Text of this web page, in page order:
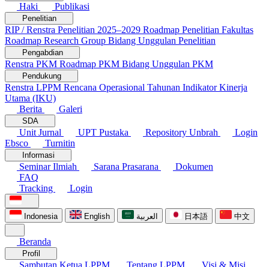
Haki Publikasi
Penelitian
RIP / Renstra Penelitian 2025–2029 Roadmap Penelitian Fakultas
Roadmap Research Group Bidang Unggulan Penelitian
Pengabdian
Renstra PKM Roadmap PKM Bidang Unggulan PKM
Pendukung
Renstra LPPM Rencana Operasional Tahunan Indikator Kinerja
Utama (IKU)
Berita
Galeri
SDA
Unit Jurnal UPT Pustaka Repository Unbrah
Login
Ebsco
Turnitin
Informasi
Seminar Ilmiah Sarana Prasarana
Dokumen
FAQ
Tracking
Login
Indonesia English العربية 日本語 中文
Beranda
Profil
Sambutan Ketua LPPM Tentang LPPM
Visi & Misi